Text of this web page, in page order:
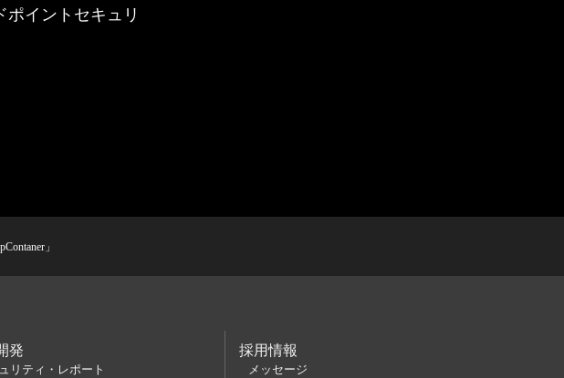
ポイントセキュリ
」
発
リティ・レポート
採用情報
メッセージ